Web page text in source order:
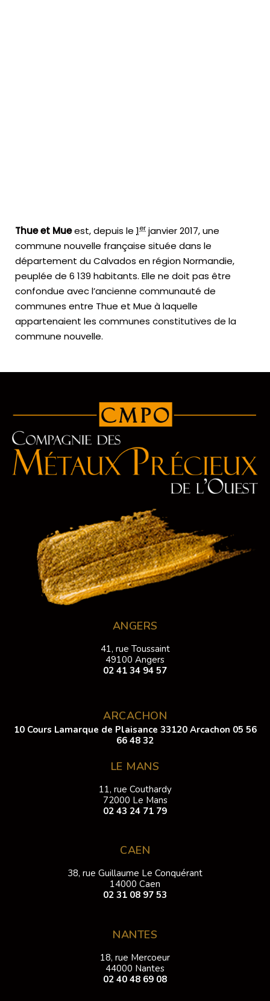
Thue et Mueest, depuis le 1er janvier 2017, une
commune nouvelle française située dans le
département du Calvados en région Normandie,
peuplée de 6 139 habitants. Elle ne doit pas être
confondue avec l’ancienne communauté de
communes entre Thue et Mue à laquelle
appartenaient les communes constitutives de la
commune nouvelle.
ANGERS
41, rue Toussaint
49100 Angers
02 41 34 94 57
ARCACHON
10 Cours Lamarque de Plaisance 33120 Arcachon 05 56
66 48 32
LE MANS
11, rue Couthardy
72000 Le Mans
02 43 24 71 79
CAEN
38, rue Guillaume Le Conquérant
14000 Caen
02 31 08 97 53
NANTES
18, rue Mercoeur
44000 Nantes
02 40 48 69 08